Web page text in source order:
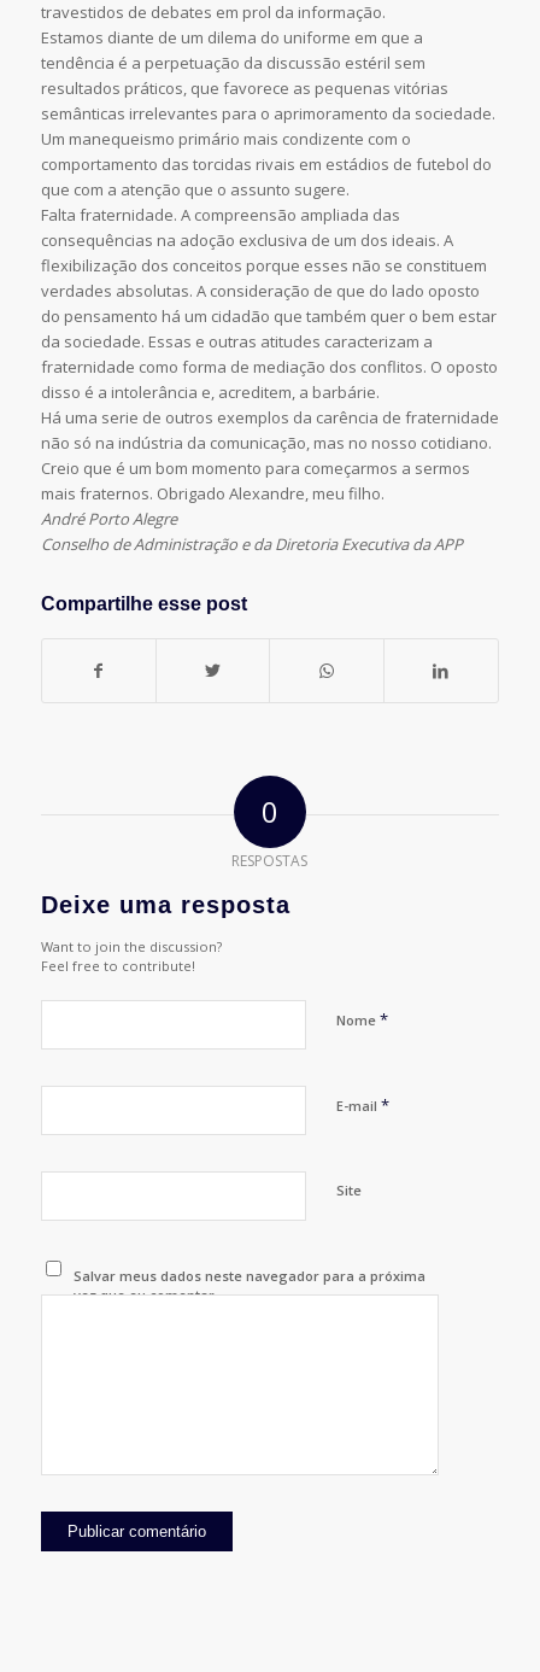
travestidos de debates em prol da informação.
Estamos diante de um dilema do uniforme em que a
tendência é a perpetuação da discussão estéril sem
resultados práticos, que favorece as pequenas vitórias
semânticas irrelevantes para o aprimoramento da sociedade.
Um manequeismo primário mais condizente com o
comportamento das torcidas rivais em estádios de futebol do
que com a atenção que o assunto sugere.
Falta fraternidade. A compreensão ampliada das
consequências na adoção exclusiva de um dos ideais. A
flexibilização dos conceitos porque esses não se constituem
verdades absolutas. A consideração de que do lado oposto
do pensamento há um cidadão que também quer o bem estar
da sociedade. Essas e outras atitudes caracterizam a
fraternidade como forma de mediação dos conflitos. O oposto
disso é a intolerância e, acreditem, a barbárie.
Há uma serie de outros exemplos da carência de fraternidade
não só na indústria da comunicação, mas no nosso cotidiano.
Creio que é um bom momento para começarmos a sermos
mais fraternos. Obrigado Alexandre, meu filho.
André Porto Alegre
Conselho de Administração e da Diretoria Executiva da APP
Compartilhe esse post
0
RESPOSTAS
Deixe uma resposta
Want to join the discussion?
Feel free to contribute!
Nome *
E-mail *
Site
Salvar meus dados neste navegador para a próxima
vez que eu comentar.